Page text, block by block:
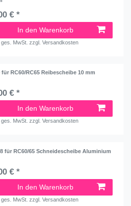
€ *
In den Warenkorb
MwSt. zzgl.Versandkosten
für RC60/RC65 Reibescheibe 10 mm
€ *
In den Warenkorb
MwSt. zzgl.Versandkosten
für RC60/65 Schneidescheibe Aluminium
€ *
In den Warenkorb
MwSt. zzgl.Versandkosten